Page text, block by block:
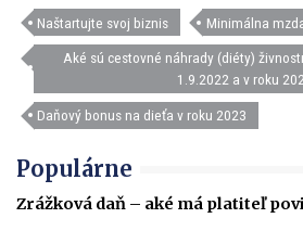
Naštartujte svoj biznis Minimálna
Aké sú cestovné náhrady (diéty)
1.9.2022 a v roku
Daňový bonus na dieťa v roku 2023
Populárne
Zrážková daň – aké má platiteľ